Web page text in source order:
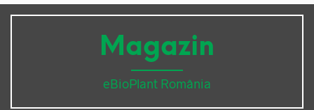
Magazin
eBioPlant România